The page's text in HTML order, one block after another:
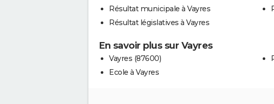
Résultat municipale à Vayres
Résultat législatives à Vayres
En savoir plus sur Vayres
Vayres (87600)
Ecole à Vayres